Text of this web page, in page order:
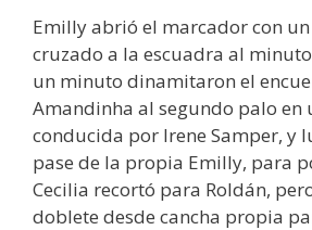
Emilly abrió el marcador con
cruzado a la escuadra al minuto
un minuto dinamitaron el
Amandinha al segundo palo en
conducida por Irene Samper, y
pase de la propia Emilly, para
Cecilia recortó para Roldán,
doblete desde cancha propia